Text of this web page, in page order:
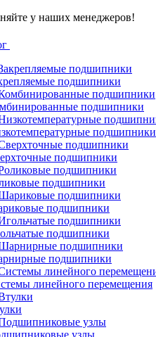
у наших менеджеров!
подшипники
подшипники
подшипники
подшипники
подшипники
подшипники
подшипники
подшипники
линейного перемещения
узлы